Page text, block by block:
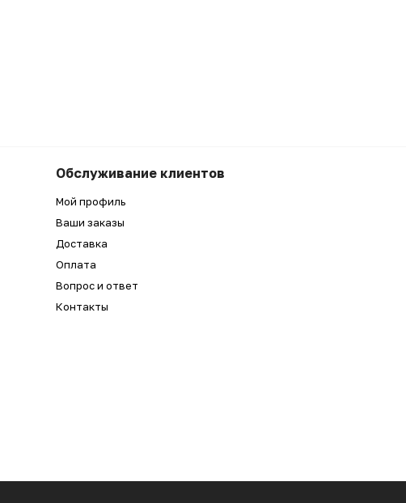
Обслуживание клиентов
Мой профиль
Ваши заказы
Доставка
Оплата
Вопрос и ответ
Контакты